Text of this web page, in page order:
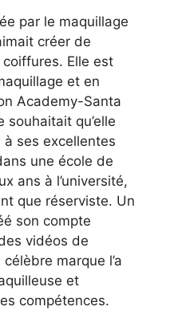
par le maquillage
créer de
Elle est
et en
Academy-Santa
souhaitait qu’elle
ses excellentes
une école de
ans à l’université,
que réserviste. Un
son compte
vidéos de
marque l’a
et
compétences.